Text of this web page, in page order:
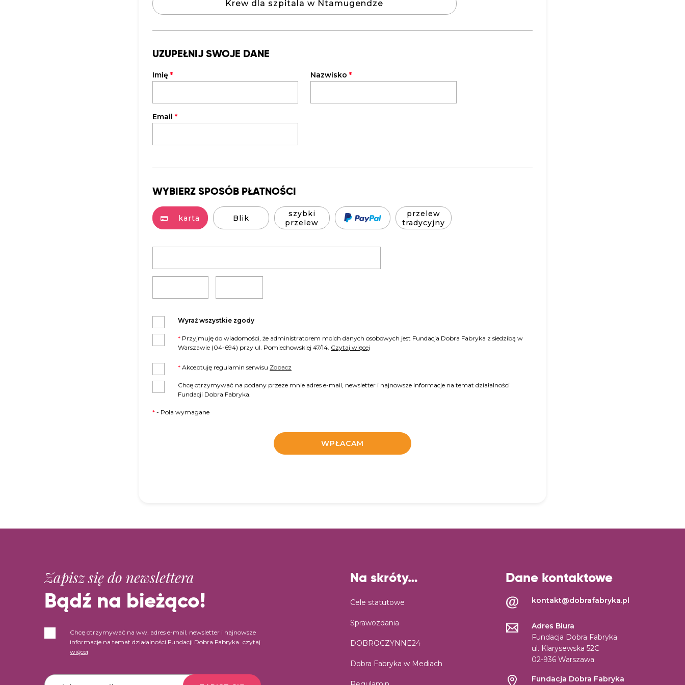
Krew dla szpitala w Ntamugendze
UZUPEŁNIJ SWOJE DANE
Imię * Nazwisko*
Email *
WYBIERZ SPOSÓB PŁATNOŚCI
karta Blik
szybki
przelew
przelew
tradycyjny
Wyraź wszystkie zgody
*
Warszawie (04-694) przy ul. Pomiechowskiej 47/14. Czytaj więcej
* Akceptuję regulamin serwisu Zobacz
Chcę otrzymywać na podany przeze mnie adres e-mail, newsletter i najnowsze informacje na temat działalności
Fundacji Dobra Fabryka.
* - Pola wymagane
WPŁACAM
Zapisz się do newslettera
Bądź na bieżąco!
Chcę otrzymywać na ww. adres e-mail, newsletter i najnowsze
informacje na temat działalności Fundacji Dobra Fabryka. czytaj
więcej
Na skróty…
Cele statutowe
Sprawozdania
DOBROCZYNNE24
Dobra Fabryka w Mediach
Dane kontaktowe
kontakt@dobrafabryka.pl
Adres Biura
Fundacja Dobra Fabryka
ul. Klarysewska 52C
02-936 Warszawa
Fundacja Dobra Fabryka